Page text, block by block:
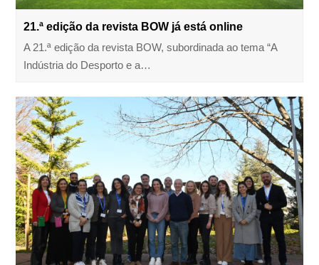
21.ª edição da revista BOW já está online
A 21.ª edição da revista BOW, subordinada ao tema “A
Indústria do Desporto e a…